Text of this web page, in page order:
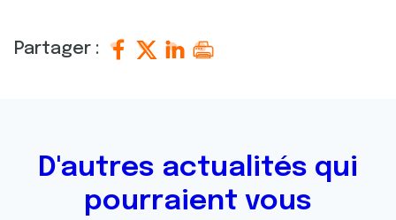
Partager :
D'autres actualités qui
pourraient vous